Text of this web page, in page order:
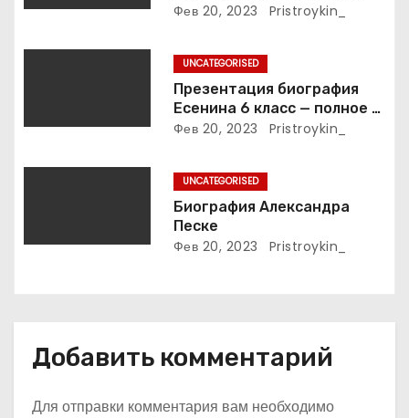
интимные подробности
Фев 20, 2023 Pristroykin_
UNCATEGORISED
Презентация биография
Есенина 6 класс — полное и
подробное описание жизни
Фев 20, 2023 Pristroykin_
UNCATEGORISED
Биография Александра
Песке
Фев 20, 2023 Pristroykin_
Добавить комментарий
Для отправки комментария вам необходимо